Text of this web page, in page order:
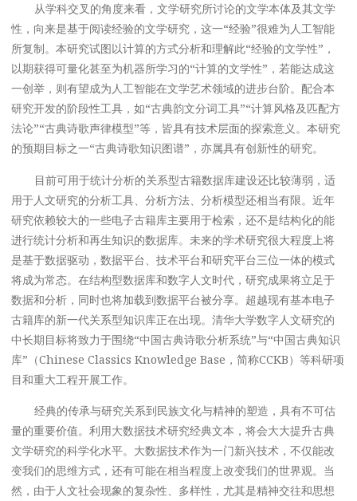
从学科交叉的角度来看，文学研究所讨论的文学本体及其文学
性，向来是基于阅读经验的文学研究，这一“经验”很难为人工智能
所复制。本研究试图以计算的方式分析和理解此“经验的文学性”，
以期获得可量化甚至为机器所学习的“计算的文学性”，若能达成这
一创举，则有望成为人工智能在文学艺术领域的进步台阶。配合本
研究开发的阶段性工具，如“古典韵文分词工具”“计算风格及匹配方
法论”“古典诗歌声律模型”等，皆具有技术层面的探索意义。本研究
的预期目标之一“古典诗歌知识图谱”，亦属具有创新性的研究。
目前可用于统计分析的关系型古籍数据库建设还比较薄弱，适
用于人文研究的分析工具、分析方法、分析模型还相当有限。近年
研究依赖较大的一些电子古籍库主要用于检索，还不是结构化的能
进行统计分析和再生知识的数据库。未来的学术研究很大程度上将
是基于数据驱动，数据平台、技术平台和研究平台三位一体的模式
将成为常态。在结构型数据库和数字人文时代，研究成果将立足于
数据和分析，同时也将加载到数据平台被分享。超越现有基本电子
古籍库的新一代关系型知识库正在出现。清华大学数字人文研究的
中长期目标将致力于围绕“中国古典诗歌分析系统”与“中国古典知识
库”（Chinese Classics Knowledge Base，简称CCKB）等科研项
目和重大工程开展工作。
经典的传承与研究关系到民族文化与精神的塑造，具有不可估
量的重要价值。利用大数据技术研究经典文本，将会大大提升古典
文学研究的科学化水平。大数据技术作为一门新兴技术，不仅能改
变我们的思维方式，还有可能在相当程度上改变我们的世界观。当
然，由于人文社会现象的复杂性、多样性，尤其是精神交往和思想